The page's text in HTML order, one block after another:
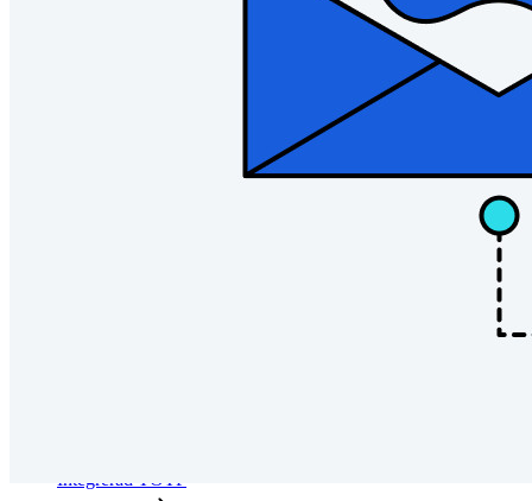
Lås upp lösenordsfunktioner och mer med bara några rader
Integrerad TOTP